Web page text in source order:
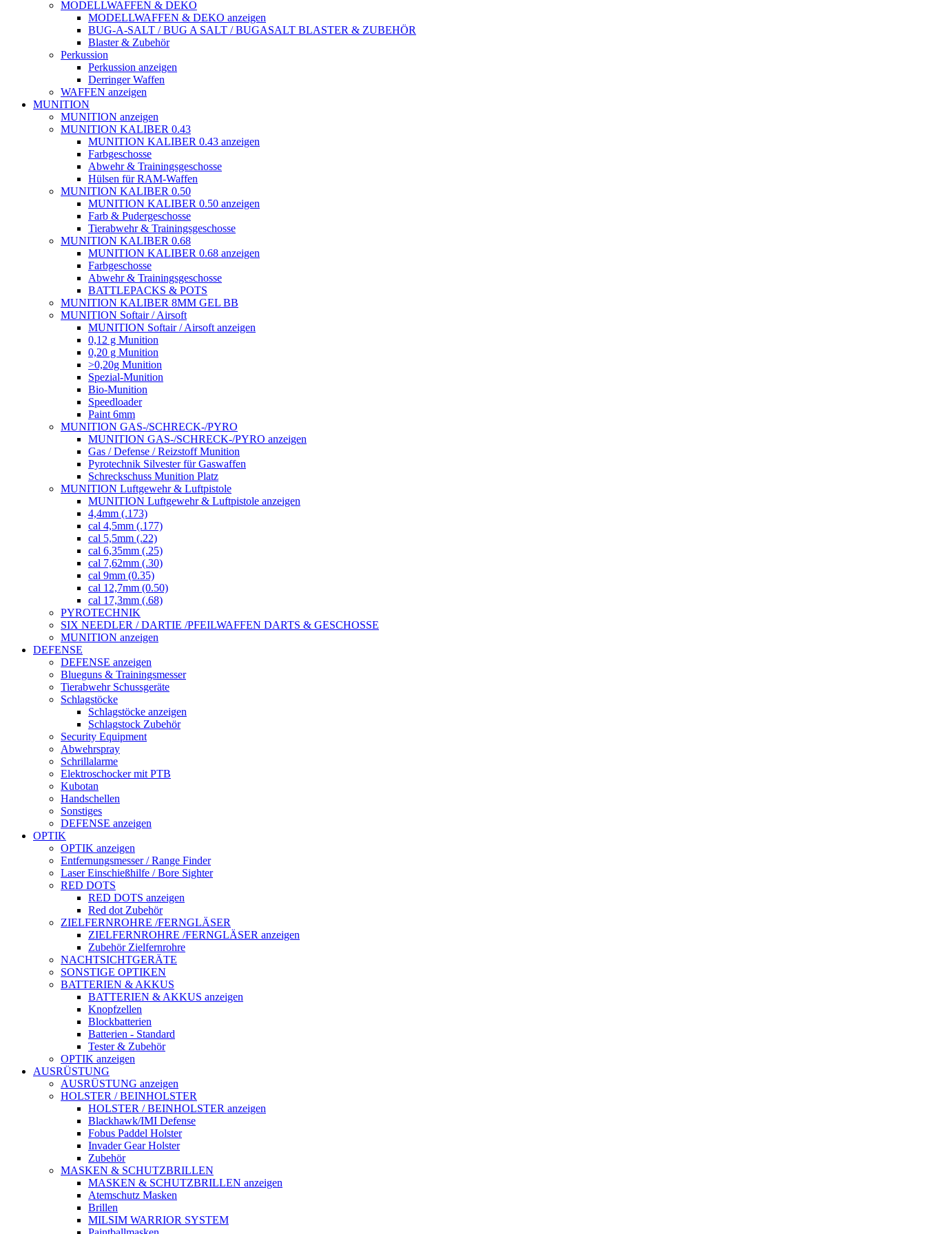
MODELLWAFFEN & DEKO
MODELLWAFFEN & DEKO anzeigen
BUG-A-SALT / BUG A SALT / BUGASALT BLASTER & ZUBEHÖR
Blaster & Zubehör
Perkussion
Perkussion anzeigen
Derringer Waffen
WAFFEN anzeigen
MUNITION
MUNITION anzeigen
MUNITION KALIBER 0.43
MUNITION KALIBER 0.43 anzeigen
Farbgeschosse
Abwehr & Trainingsgeschosse
Hülsen für RAM-Waffen
MUNITION KALIBER 0.50
MUNITION KALIBER 0.50 anzeigen
Farb & Pudergeschosse
Tierabwehr & Trainingsgeschosse
MUNITION KALIBER 0.68
MUNITION KALIBER 0.68 anzeigen
Farbgeschosse
Abwehr & Trainingsgeschosse
BATTLEPACKS & POTS
MUNITION KALIBER 8MM GEL BB
MUNITION Softair / Airsoft
MUNITION Softair / Airsoft anzeigen
0,12 g Munition
0,20 g Munition
>0,20g Munition
Spezial-Munition
Bio-Munition
Speedloader
Paint 6mm
MUNITION GAS-/SCHRECK-/PYRO
MUNITION GAS-/SCHRECK-/PYRO anzeigen
Gas / Defense / Reizstoff Munition
Pyrotechnik Silvester für Gaswaffen
Schreckschuss Munition Platz
MUNITION Luftgewehr & Luftpistole
MUNITION Luftgewehr & Luftpistole anzeigen
4,4mm (.173)
cal 4,5mm (.177)
cal 5,5mm (.22)
cal 6,35mm (.25)
cal 7,62mm (.30)
cal 9mm (0.35)
cal 12,7mm (0.50)
cal 17,3mm (.68)
PYROTECHNIK
SIX NEEDLER / DARTIE /PFEILWAFFEN DARTS & GESCHOSSE
MUNITION anzeigen
DEFENSE
DEFENSE anzeigen
Blueguns & Trainingsmesser
Tierabwehr Schussgeräte
Schlagstöcke
Schlagstöcke anzeigen
Schlagstock Zubehör
Security Equipment
Abwehrspray
Schrillalarme
Elektroschocker mit PTB
Kubotan
Handschellen
Sonstiges
DEFENSE anzeigen
OPTIK
OPTIK anzeigen
Entfernungsmesser / Range Finder
Laser Einschießhilfe / Bore Sighter
RED DOTS
RED DOTS anzeigen
Red dot Zubehör
ZIELFERNROHRE /FERNGLÄSER
ZIELFERNROHRE /FERNGLÄSER anzeigen
Zubehör Zielfernrohre
NACHTSICHTGERÄTE
SONSTIGE OPTIKEN
BATTERIEN & AKKUS
BATTERIEN & AKKUS anzeigen
Knopfzellen
Blockbatterien
Batterien - Standard
Tester & Zubehör
OPTIK anzeigen
AUSRÜSTUNG
AUSRÜSTUNG anzeigen
HOLSTER / BEINHOLSTER
HOLSTER / BEINHOLSTER anzeigen
Blackhawk/IMI Defense
Fobus Paddel Holster
Invader Gear Holster
Zubehör
MASKEN & SCHUTZBRILLEN
MASKEN & SCHUTZBRILLEN anzeigen
Atemschutz Masken
Brillen
MILSIM WARRIOR SYSTEM